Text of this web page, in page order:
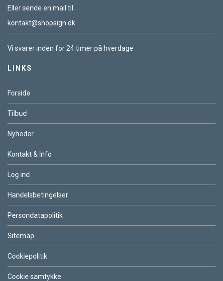
Eller sende en mail til
kontakt@shopsign.dk
Vi svarer inden for 24 timer på hverdage
LINKS
Forside
Tilbud
Nyheder
Kontakt & Info
Log ind
Handelsbetingelser
Persondatapolitik
Sitemap
Cookiepolitik
Cookie samtykke